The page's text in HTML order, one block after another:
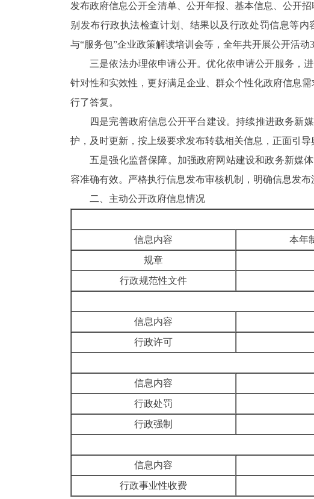
发布政府信息公开全清单、公开年报、基本信息、公开
别发布行政执法检查计划、结果以及行政处罚信息等内
与“服务包”企业政策解读培训会等，全年共开展公开活动
三是依法办理依申请公开。优化依申请公开服务，
针对性和实效性，更好满足企业、群众个性化政府信息需
行了答复。
四是完善政府信息公开平台建设。持续推进政务新
护，及时更新，按上级要求发布转载相关信息，正面引
五是强化监督保障。 加强政府网站建设和政务新媒
容准确有效。严格执行信息发布审核机制，明确信息发
二、 主动公开政府信息情况
信息内容
本年
规章
行政规范性文件
信息内容
行政许可
信息内容
行政处罚
行政强制
信息内容
行政事业性收费